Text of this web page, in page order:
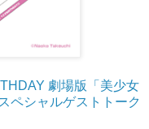
劇場版「美少女
ペシャルゲストトーク